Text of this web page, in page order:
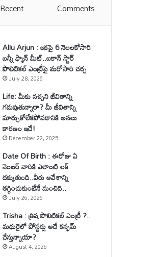
Recent Comments
Allu Arjun : ఇకపై 6 నెలలకోసారి
బన్నీ ఫ్యాన్ మీట్..ఐకాన్ స్టార్
పొలిటికల్ ఎంట్రీపై మరోసారి చర్చ
July 28, 2026
Life: మీకు నచ్చని జీవితాన్ని
గడుపుతున్నారా? మీ జీవితాన్ని
మార్చుకోలేకపోవడానికి అసలు
కారణం ఇదే!
December 22, 2025
Date Of Birth : ఈరోజు ఏ
నెంబర్ వారికి ఎలాంటి లక్
దక్కుతుంది..వీరు ఆవేశాన్ని
తగ్గించుకుంటేనే మంచిది..
July 26, 2026
Trisha : త్రిష పొలిటికల్ ఎంట్రీ ?..
మధురైలో పోస్టర్లు అదే కన్ఫమ్
చేస్తున్నాయా?
August 4, 2026